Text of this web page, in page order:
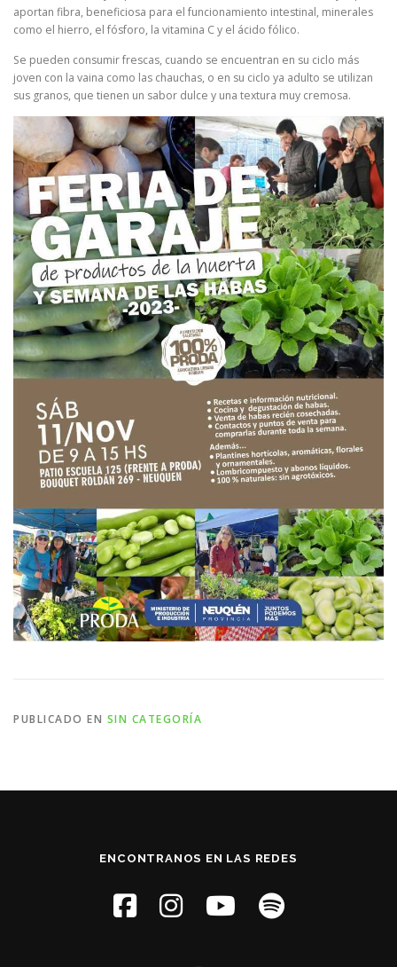
aportan fibra, beneficiosa para el funcionamiento intestinal, minerales
como el hierro, el fósforo, la vitamina C y el ácido fólico.
Se pueden consumir frescas, cuando se encuentran en su ciclo más
joven con la vaina como las chauchas, o en su ciclo ya adulto se utilizan
sus granos, que tienen un sabor dulce y una textura muy cremosa.
PUBLICADO EN SIN CATEGORÍA
ENCONTRANOS EN LAS REDES